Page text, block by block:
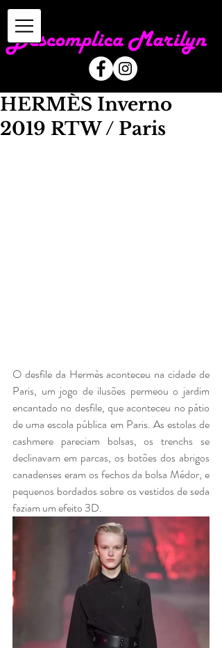
HERMÈS Inverno
2019 RTW / Paris
O desfile da Hermès aconteceu na cidade de
Paris, um jogo de ilusões permeou o jardim
encantado no desfile, que aconteceu no pátio
de uma escola pública em Paris. As estolas de
cashmere pareciam bolsas, os trenchs se
declinavam em parcas, os botões dos abrigos
canadenses eram os fechos da bolsa Médor, e
pequenos bordados sobre os vestidos de seda
faziam um efeito 3D.